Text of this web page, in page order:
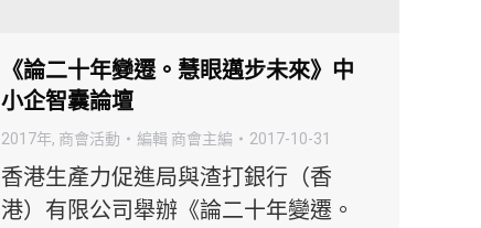
《論二十年變遷。慧眼邁步未來》中
小企智囊論壇
2017年, 商會活動 編輯 商會主編 2017-10-31
香港生產力促進局與渣打銀行（香
港）有限公司舉辦《論二十年變遷。